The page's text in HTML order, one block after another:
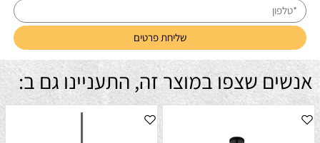
אנשים שצפו במוצר זה, התעניינו גם ב: